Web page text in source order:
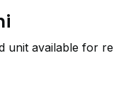
unit available for